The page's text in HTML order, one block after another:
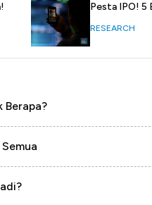
Pesta IPO! 5
RESEARCH
Berapa?